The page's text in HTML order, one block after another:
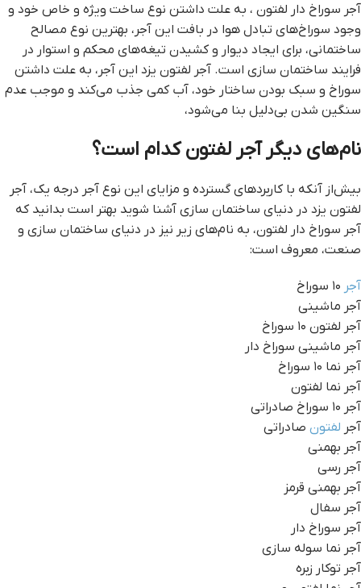
آجر سوراخ دار لفتون ، به علت داشتن نوع ساخت ویژه و خاص خود و
وجود سوراخ‌های تبادل هوا در بافت این آجر، بهترین نوع مصالح
ساختمانی، برای ایجاد دیوار و کشیدن تیغه‌های محکم و استوار در
فرایند ساختمان سازی است. آجر لفتون یزد این آجر، به علت داشتن
سوراخ و سبک بودن ساختار خود، آب کمی جذب می‌کند و موجب عدم
سنگین شدن بی‌دلیل بنا می‌شود،
نام‌های دیگر آجر لفتون کدام است؟
بیش‌از آنکه با کاربردهای گسترده و مزایای این نوع آجر درجه یک، آجر
لفتون یزد در دنیای ساختمان سازی آشنا شوید بهتر است بدانید که
آجر سوراخ دار لفتون، به نام‌های زیر نیز در دنیای ساختمان سازی و
صنعت، معروف است:
آجر
آجر ماشینی
آجر لفتون ۱۰ سوراخ
آجر ماشینی سوراخ دار
آجر نما ۱۰ سوراخ
آجر نما لفتون
آجر ۱۰ سوراخ صادراتی
آجر لفتون صادراتی
آجر بهمنی
آجر رسی
آجر بهمنی قرمز
آجر سفال
آجر سوراخ دار
آجر نما سوله سازی
آجر توکار زبره